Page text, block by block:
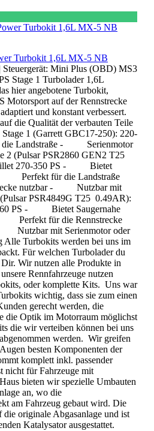
Turbokit 1,6L MX-5 NB
| Steuergerät: Mini Plus (OBD) MS3
Stage 1 Turbolader 1,6L
hier angebotene Turbokit,
Motorsport auf der Rennstrecke
und konstant verbessert.
die Qualität der verbauten Teile
1 (Garrett GBC17-250): 220-
Landstraße - Serienmotor
2 (Pulsar PSR2860 GEN2 T25
270-350 PS - Bietet
Perfekt für die Landstraße
nutzbar - Nutzbar mit
PSR4849G T25 0.49AR):
PS - Bietet Saugernahe
Perfekt für die Rennstrecke
Nutzbar mit Serienmotor oder
Turbokits werden bei uns im
Für welchen Turbolader du
Wir nutzen alle Produkte in
Rennfahrzeuge nutzen
oder komplette Kits. Uns war
wichtig, dass sie zum einen
gerecht werden, die
die Optik im Motorraum möglichst
die wir verteiben können bei uns
werden. Wir greifen
besten Komponenten der
komplett inkl. passender
nicht für Fahrzeuge mit
bieten wir spezielle Umbauten
an, wo die
am Fahrzeug gebaut wird. Die
originale Abgasanlage und ist
Katalysator ausgestattet.